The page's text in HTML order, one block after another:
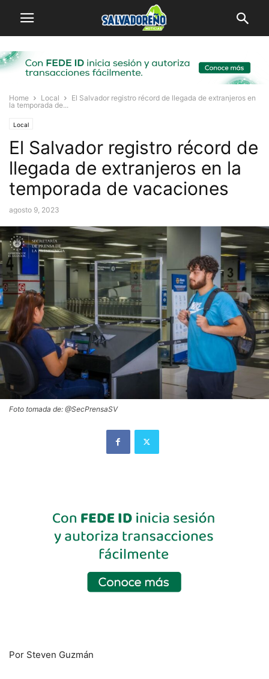
Home Local
El Salvador registro récord de llegada de extranjeros en
la temporada de...
Local
El Salvador registro récord de
llegada de extranjeros en la
temporada de vacaciones
agosto 9, 2023
Foto tomada de: @SecPrensaSV
Por Steven Guzmán